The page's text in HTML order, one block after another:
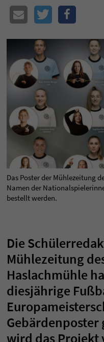
Das Poster der Mühlezeitung
Namen der
bestellt werden.
Die
Mühlezeitung
Haslachmühle
diesjährige
wird das Projekt